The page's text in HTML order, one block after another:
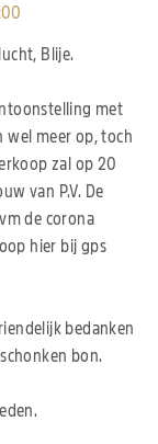
Blije.
met
wel meer op, toch
zal op 20
van P.V. De
de corona
hier bij gps
bedanken
bon.